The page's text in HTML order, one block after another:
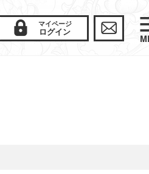
マイページ
ログイン